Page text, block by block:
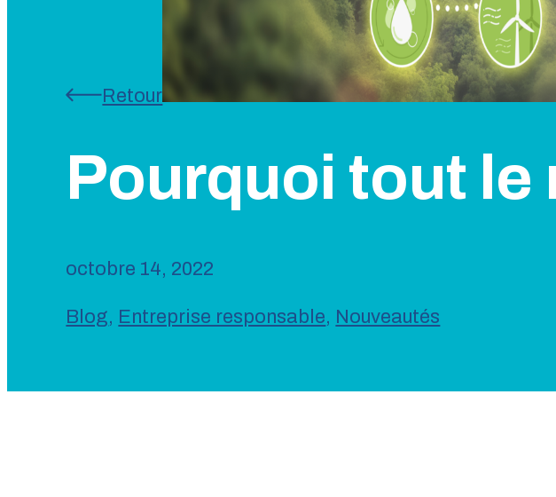
Retour
Pourquoi tout le
octobre 14, 2022
Blog, Entreprise responsable, Nouveautés